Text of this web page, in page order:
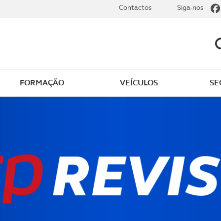
Golfe
Revista ACP Edição
impressa
FORMAÇÃO VEÍCULOS
Contactos Siga-nos